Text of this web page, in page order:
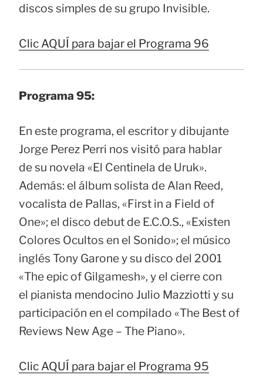
discos simples de su grupo Invisible.
Clic AQUÍ para bajar el Programa 96
Programa 95:
En este programa, el escritor y dibujante
Jorge Perez Perri nos visitó para hablar
de su novela «El Centinela de Uruk».
Además: el álbum solista de Alan Reed,
vocalista de Pallas, «First in a Field of
One»; el disco debut de E.C.O.S., «Existen
Colores Ocultos en el Sonido»; el músico
inglés Tony Garone y su disco del 2001
«The epic of Gilgamesh», y el cierre con
el pianista mendocino Julio Mazziotti y su
participación en el compilado «The Best of
Reviews New Age – The Piano».
Clic AQUÍ para bajar el Programa 95